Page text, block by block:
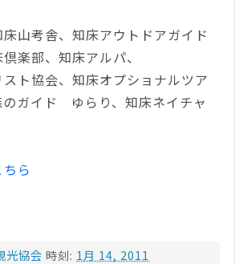
山考舎、知床アウトドアガイド
楽部、知床アルパ、
ト協会、知床オプショナルツア
のガイド ゆらり、知床ネイチャ
ら
光協会 時刻: 1月 14, 2011